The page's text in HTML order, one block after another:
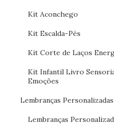
Kit Aconchego
Kit Escalda-Pés
Kit Corte de Laços
Kit Infantil Livro
Emoções
Lembranças Personalizadas
Lembranças